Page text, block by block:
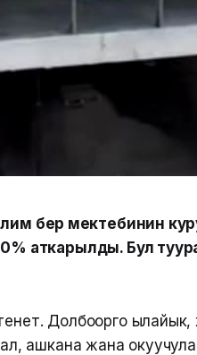
берүү мектебинин
аткарылды. Бул
Долбоорго ылайык,
ашкана жана